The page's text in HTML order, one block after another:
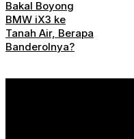
Bakal Boyong
BMW iX3 ke
Tanah Air, Berapa
Banderolnya?